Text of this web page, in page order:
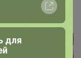
для